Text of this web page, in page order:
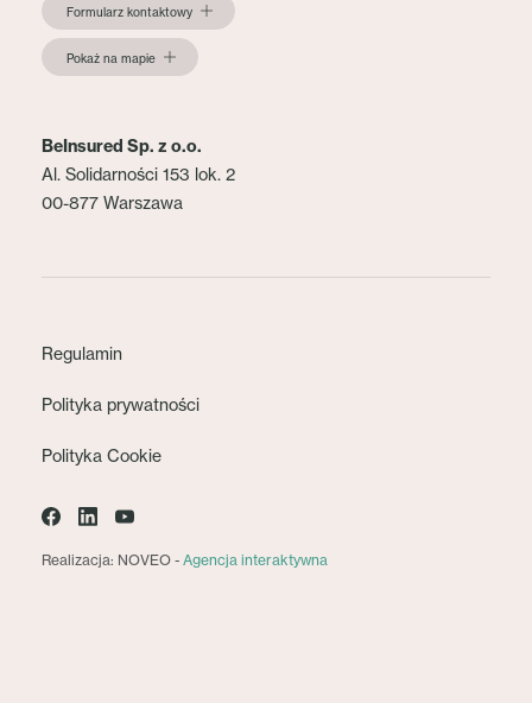
Formularz kontaktowy
Pokaż na mapie
BeInsured Sp. z o.o.
Al. Solidarności 153 lok. 2
00-877 Warszawa
Regulamin
Polityka prywatności
Polityka Cookie
Realizacja: NOVEO - Agencja interaktywna